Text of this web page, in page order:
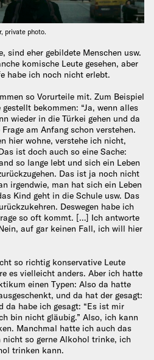
private photo.
sind eher gebildete Menschen usw.
komische Leute gesehen, aber
habe ich noch nicht erlebt.
so Vorurteile mit. Zum Beispiel
bekommen: “Ja, wenn alles
wieder in die Türkei gehen und da
am Anfang schon verstehen.
hier wohne, verstehe ich nicht,
ist doch auch so eine Sache:
so lange lebt und sich ein Leben
Das ist ja noch nicht
irgendwie, man hat sich ein Leben
Kind geht in die Schule usw. Das
Deswegen habe ich
so oft kommt. […] Ich antworte
auf gar keinen Fall, ich will hier
so richtig konservative Leute
es vielleicht anders. Aber ich hatte
einen Typen: Also da hatte
und da hat der gesagt:
da habe ich gesagt: “Es ist mir
bin nicht gläubig.” Also, ich kann
Manchmal hatte ich auch das
so gerne Alkohol trinke, ich
trinken kann.